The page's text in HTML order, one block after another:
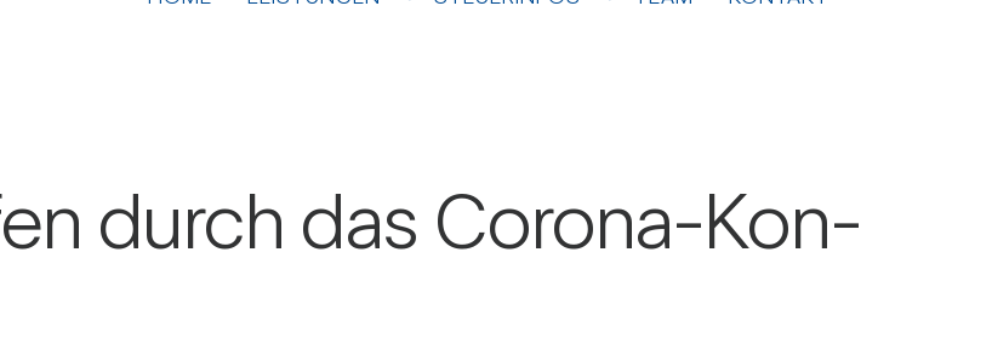
durch das Corona-Kon­